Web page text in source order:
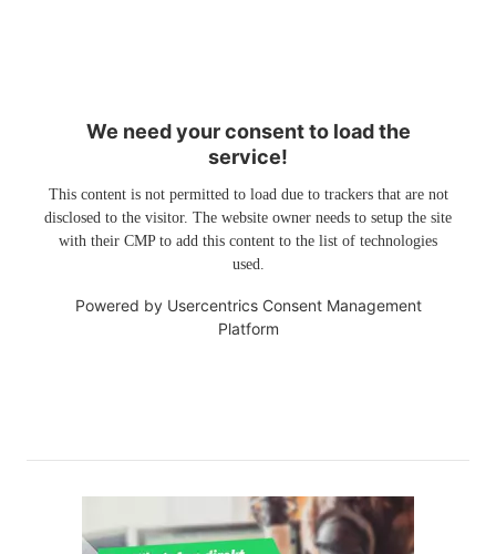
We need your consent to load the
service!
This content is not permitted to load due to trackers that are not
disclosed to the visitor. The website owner needs to setup the site
with their CMP to add this content to the list of technologies
used.
Powered by Usercentrics Consent Management
Platform